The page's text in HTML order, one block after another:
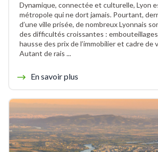
Dynamique, connectée et culturelle, Lyon
métropole qui ne dort jamais. Pourtant,
d’une ville prisée, de nombreux Lyonnais
des difficultés croissantes :
hausse des prix de l’immobilier et cadre de
Autant de rais ...
En savoir plus